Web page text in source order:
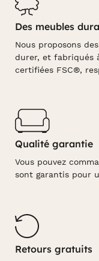
Des meubles
Nous proposons
durer, et fabriqués
certifiées FSC®,
Qualité garantie
Vous pouvez
sont garantis pour
Retours gratuits